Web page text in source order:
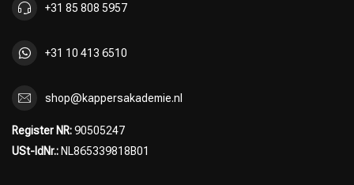
+31 85 808 5957
+31 10 413 6510
shop@kappersakademie.nl
Register NR:90505247
USt-IdNr.: NL865339818B01